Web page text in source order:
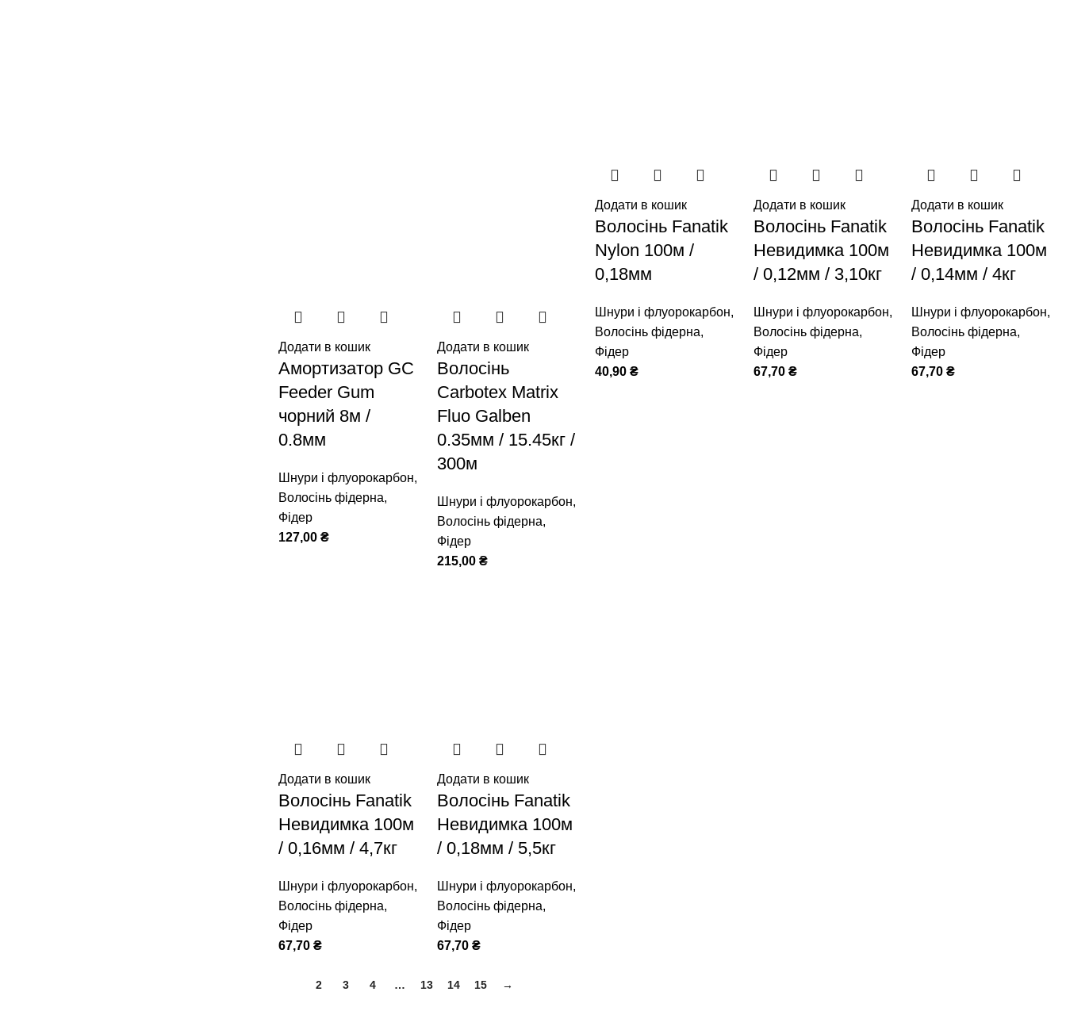
Додати в кошик
Амортизатор GC
Feeder Gum
чорний 8м /
0.8мм
Шнури і флуорокарбон,
Волосінь фідерна,
Фідер
127,00 ₴
Додати в кошик
Волосінь
Carbotex Matrix
Fluo Galben
0.35мм / 15.45кг /
300м
Шнури і флуорокарбон,
Волосінь фідерна,
Фідер
215,00 ₴
Додати в кошик
Волосінь Fanatik
Nylon 100м /
0,18мм
Шнури і флуорокарбон,
Волосінь фідерна,
Фідер
40,90₴
Додати в кошик
Волосінь Fanatik
Невидимка 100м
/ 0,12мм / 3,10кг
Шнури і флуорокарбон,
Волосінь фідерна,
Фідер
67,70 ₴
Додати в кошик
Волосінь Fanatik
Невидимка 100м
/ 0,14мм / 4кг
Шнури і флуорокарбон,
Волосінь фідерна,
Фідер
67,70₴
Додати в кошик
Волосінь Fanatik
Невидимка 100м
/ 0,16мм / 4,7кг
Шнури і флуорокарбон,
Волосінь фідерна,
Фідер
67,70 ₴
Додати в кошик
Волосінь Fanatik
Невидимка 100м
/ 0,18мм / 5,5кг
Шнури і флуорокарбон,
Волосінь фідерна,
Фідер
67,70 ₴
2 3 4 … 13 14 15 →